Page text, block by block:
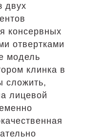
двух
консервных
отвертками
модель
клинка в
сложить,
лицевой